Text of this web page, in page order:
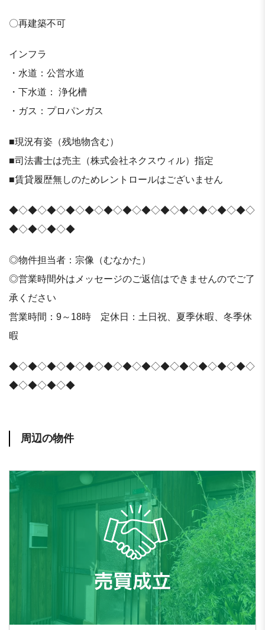
〇再建築不可
インフラ
・水道：公営水道
・下水道： 浄化槽
・ガス：プロパンガス
■現況有姿（残地物含む）
■司法書士は売主（株式会社ネクスウィル）指定
■賃貸履歴無しのためレントロールはございません
◆◇◆◇◆◇◆◇◆◇◆◇◆◇◆◇◆◇◆◇◆◇◆◇◆◇
◆◇◆◇◆◇◆
◎物件担当者：宗像（むなかた）
◎営業時間外はメッセージのご返信はできませんのでご了
承ください
営業時間：9～18時 定休日：土日祝、夏季休暇、冬季休
暇
◆◇◆◇◆◇◆◇◆◇◆◇◆◇◆◇◆◇◆◇◆◇◆◇◆◇
◆◇◆◇◆◇◆
周辺の物件